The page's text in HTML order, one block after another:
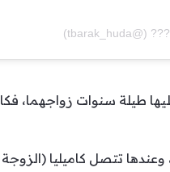
طيلة سنوات زواجهما،
تتصل كاميليا